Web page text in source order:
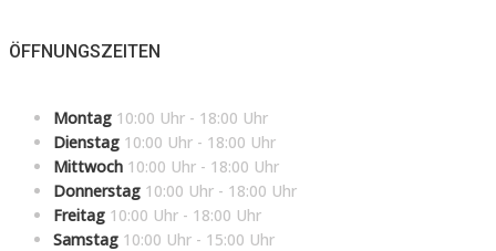
ÖFFNUNGSZEITEN
Montag 10:00 Uhr - 18:00 Uhr
Dienstag 10:00 Uhr - 18:00 Uhr
Mittwoch 10:00 Uhr - 18:00 Uhr
Donnerstag 10:00 Uhr - 18:00 Uhr
Freitag 10:00 Uhr - 18:00 Uhr
Samstag 10:00 Uhr - 15:00 Uhr